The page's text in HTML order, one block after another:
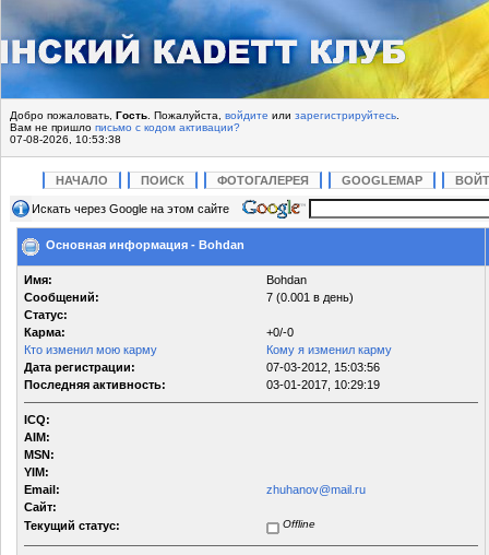
Добро пожаловать, Гость . Пожалуйста, войдите или зарегистрируйтесь
Вам не пришло письмо с кодом активации?
07-08-2026, 10:53:38
НАЧАЛО ПОИСК ФОТОГАЛЕРЕЯ GOOGLEMAP
Искать через Google на этом сайте
Основная информация - Bohdan
Имя:
Bohdan
Сообщений:
7 (0.001 в день)
Статус:
Карма:
+0/-0
Кто изменил мою карму
Кому я изменил карму
Дата регистрации:
07-03-2012, 15:03:56
Последняя активность:
03-01-2017, 10:29:19
ICQ:
AIM:
MSN:
YIM:
Email:
zhuhanov@mail.ru
Сайт:
Текущий статус:
Offline